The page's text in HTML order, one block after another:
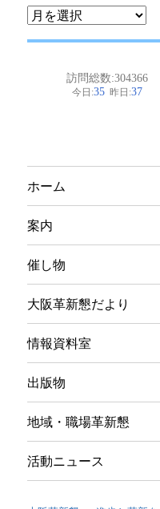
ア
ー
ホーム
案内
催し物
大阪革新懇だより
情報資料室
出版物
地域・職場革新懇
活動ニュース